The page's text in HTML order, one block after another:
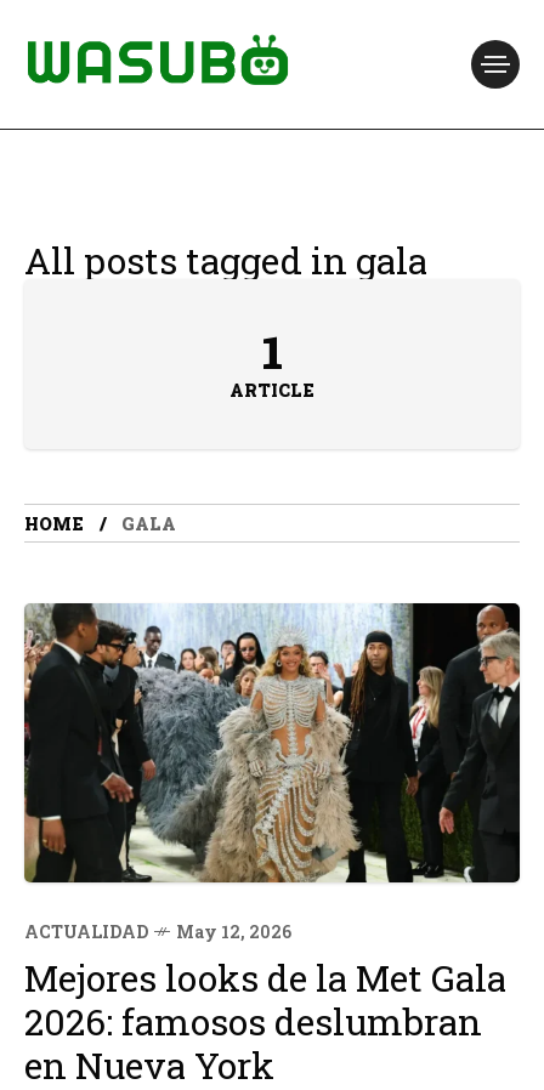
All posts tagged in gala
1
ARTICLE
HOME GALA
ACTUALIDAD May 12, 2026
Mejores looks de la Met Gala
2026: famosos deslumbran
en Nueva York